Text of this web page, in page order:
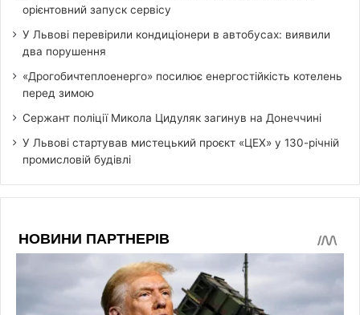
орієнтовний запуск сервісу
У Львові перевірили кондиціонери в автобусах: виявили
два порушення
«Дрогобичтеплоенерго» посилює енергостійкість котелень
перед зимою
Сержант поліції Микола Цидуляк загинув на Донеччині
У Львові стартував мистецький проєкт «ЦЕХ» у 130-річній
промисловій будівлі